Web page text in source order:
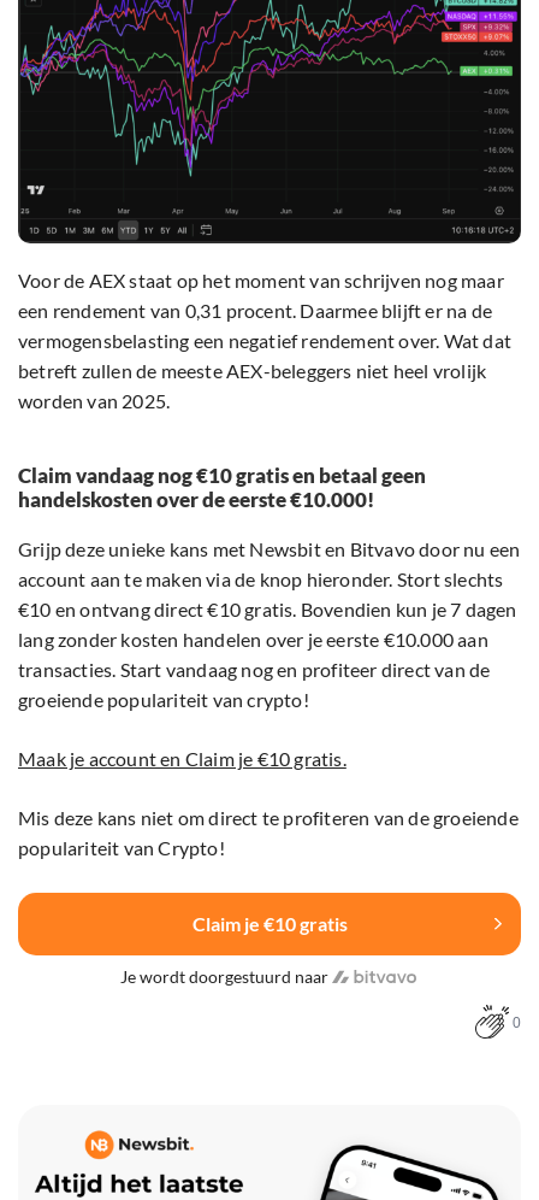
Voor de AEX staat op het moment van schrijven nog maar
een rendement van 0,31 procent. Daarmee blijft er na de
vermogensbelasting een negatief rendement over. Wat dat
betreft zullen de meeste AEX-beleggers niet heel vrolijk
worden van 2025.
Claim vandaag nog €10 gratis en betaal geen
handelskosten over de eerste €10.000!
Grijp deze unieke kans met Newsbit en Bitvavo door nu een
account aan te maken via de knop hieronder. Stort slechts
€10 en ontvang direct €10 gratis. Bovendien kun je 7 dagen
lang zonder kosten handelen over je eerste €10.000 aan
transacties. Start vandaag nog en profiteer direct van de
groeiende populariteit van crypto!
Maak je account en Claim je €10 gratis.
Mis deze kans niet om direct te profiteren van de groeiende
populariteit van Crypto!
Claim je €10 gratis
Je wordt doorgestuurd naar
0